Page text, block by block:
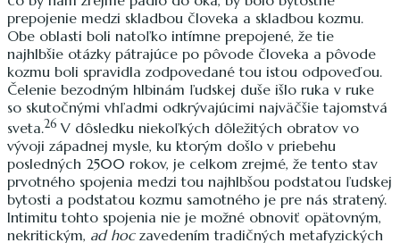
prepojenie medzi skladbou človeka a skladbou kozmu.
Obe oblasti boli natoľko intímne prepojené, že tie
najhlbšie otázky pátrajúce po pôvode človeka a pôvode
kozmu boli spravidla zodpovedané tou istou odpoveďou.
Čelenie bezodným hlbinám ľudskej duše išlo ruka v ruke
so skutočnými vhľadmi odkrývajúcimi najväčšie tajomstvá
sveta.26 V dôsledku niekoľkých dôležitých obratov vo
vývoji západnej mysle, ku ktorým došlo v priebehu
posledných 2500 rokov, je celkom zrejmé, že tento stav
prvotného spojenia medzi tou najhlbšou podstatou ľudskej
bytosti a podstatou kozmu samotného je pre nás stratený.
Intimitu tohto spojenia nie je možné obnoviť opätovným,
nekritickým, ad hoczavedením tradičných metafyzických